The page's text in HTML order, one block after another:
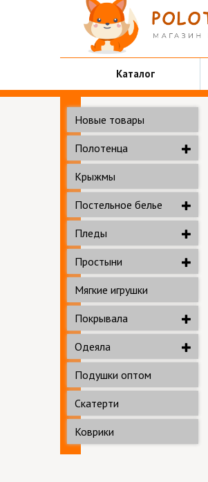
Каталог
Новые товары
Полотенца
Крыжмы
Постельное белье
Пледы
Простыни
Мягкие игрушки
Покрывала
Одеяла
Подушки оптом
Скатерти
Коврики